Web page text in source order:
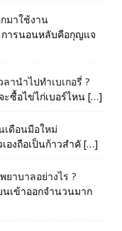
มาใช้งาน
ารนอนหลับคือกุญแจ
านำไปทำเบเกอรี่ ?
ซื้อไข่ไก่เบอร์ไหน […]
เดือนมือใหม่
องถือเป็นก้าวสำคั […]
าบาลอย่างไร ?
เข้าออกจำนวนมาก